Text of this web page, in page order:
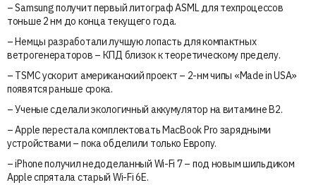
– Samsung получит первый литограф ASML для техпроцессов
тоньше 2 нм до конца текущего года.
– Немцы разработали лучшую лопасть для компактных
ветрогенераторов – КПД близок к теоретическому пределу.
– TSMC ускорит американский проект – 2-нм чипы «Made in USA»
появятся раньше срока.
– Ученые сделали экологичный аккумулятор на витамине B2.
– Apple перестала комплектовать MacBook Pro зарядными
устройствами – пока обделили только Европу.
– iPhone получил недоделанный Wi-Fi 7 – под новым шильдиком
Apple спрятала старый Wi-Fi 6E.